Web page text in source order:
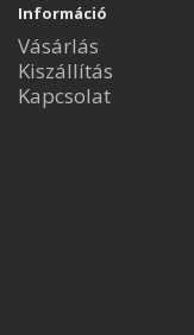
Információ
Vásárlás
Kiszállítás
Kapcsolat